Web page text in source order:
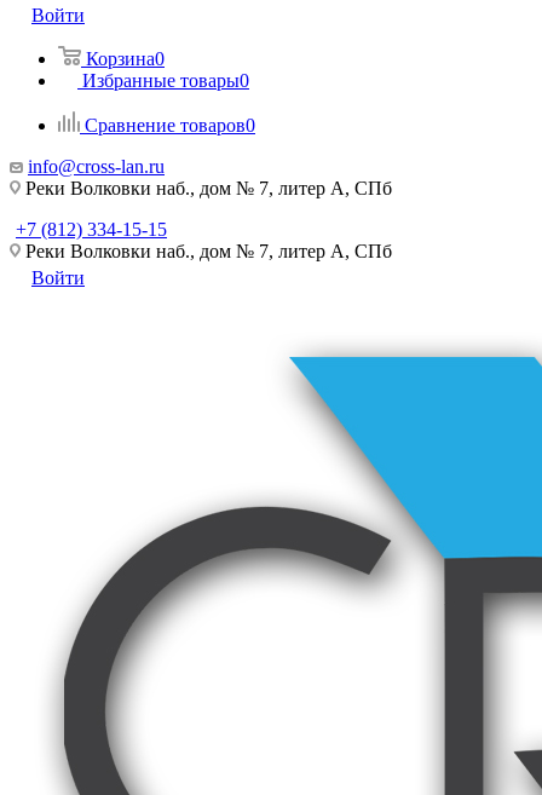
Войти
Корзина0
Избранные товары0
Сравнение товаров0
info@cross-lan.ru
Реки Волковки наб., дом № 7, литер А, СПб
+7 (812) 334-15-15
Реки Волковки наб., дом № 7, литер А, СПб
Войти